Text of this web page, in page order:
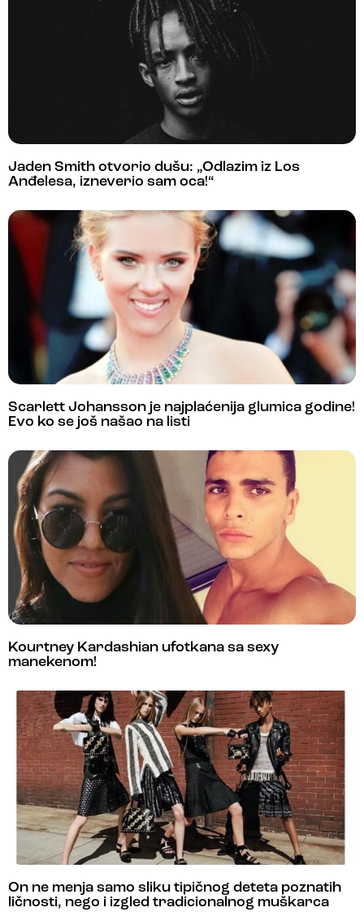
Jaden Smith otvorio dušu: „Odlazim iz Los
Anđelesa, izneverio sam oca!“
Scarlett Johansson je najplaćenija glumica godine!
Evo ko se još našao na listi
Kourtney Kardashian ufotkana sa sexy
manekenom!
On ne menja samo sliku tipičnog deteta poznatih
ličnosti, nego i izgled tradicionalnog muškarca